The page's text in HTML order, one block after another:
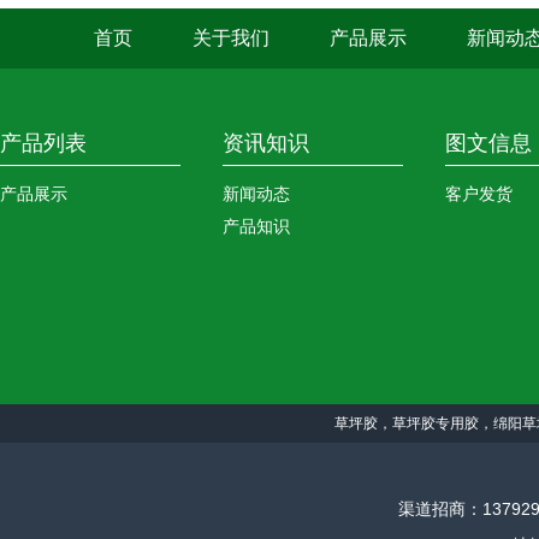
首页 关于我们 产品展示 新闻动
产品列表
产品展示
资讯知识
新闻动态
产品知识
图文信息
客户发货
草坪胶，草坪胶专用胶，绵阳
渠道招商：